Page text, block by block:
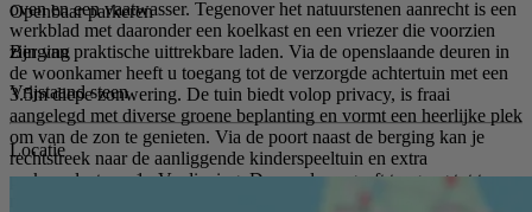
oven en een vaatwasser. Tegenover het natuurstenen aanrecht is een
werkblad met daaronder een koelkast en een vriezer die voorzien
zijn van praktische uittrekbare laden. Via de openslaande deuren in
de woonkamer heeft u toegang tot de verzorgde achtertuin met een
3.5m diepe zonwering. De tuin biedt volop privacy, is fraai
aangelegd met diverse groene beplanting en vormt een heerlijke plek
om van de zon te genieten. Via de poort naast de berging kan je
rechtstreek naar de aanliggende kinderspeeltuin en extra
parkeerplaatsen. 1e Verdieping: De overloop geeft toegang tot twee
Openbaar parkeren
Berging
Vrijstaand steen
Locatie